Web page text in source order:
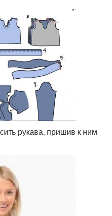
рукава, пришив к ним